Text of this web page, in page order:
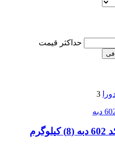
حداكثر قيمت
3